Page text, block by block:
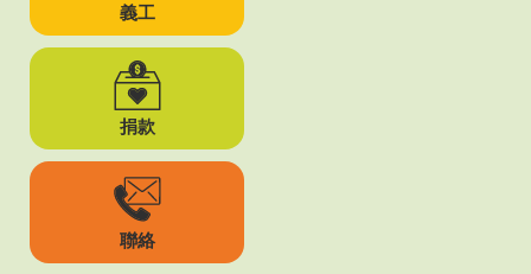
義工
捐款
聯絡